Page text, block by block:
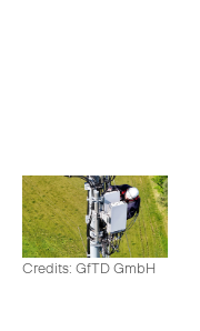
Credits: GfTD GmbH